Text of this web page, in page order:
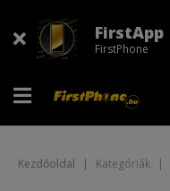
FirstApp
FirstPhone
Kezdőoldal | Kategóriák |